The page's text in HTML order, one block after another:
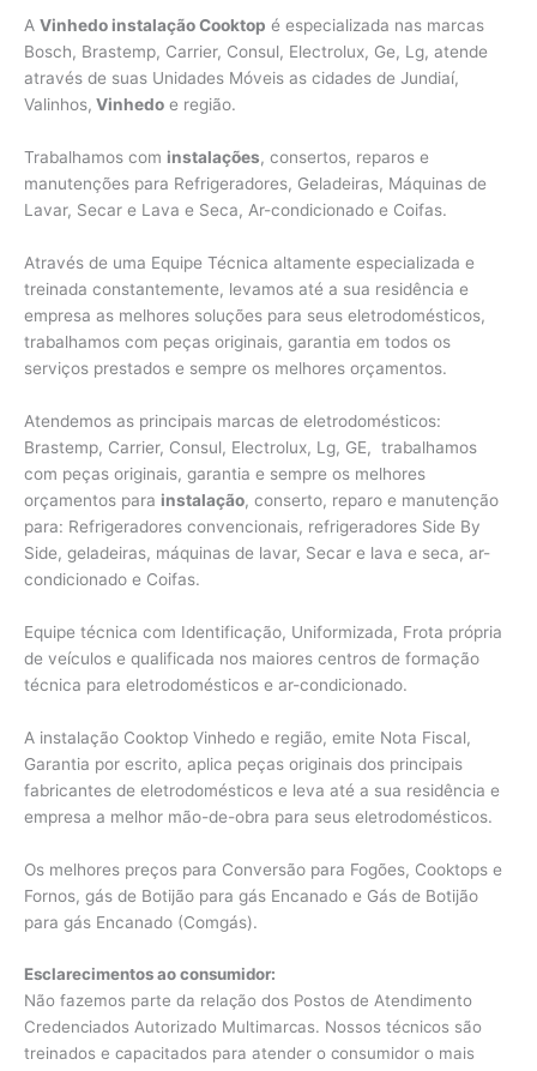
A Vinhedo instalação Cooktop é especializada nas marcas
Bosch, Brastemp, Carrier, Consul, Electrolux, Ge, Lg, atende
através de suas Unidades Móveis as cidades de Jundiaí,
Valinhos, Vinhedo e região.
Trabalhamos com instalações, consertos, reparos e
manutenções para Refrigeradores, Geladeiras, Máquinas de
Lavar, Secar e Lava e Seca, Ar-condicionado e Coifas.
Através de uma Equipe Técnica altamente especializada e
treinada constantemente, levamos até a sua residência e
empresa as melhores soluções para seus eletrodomésticos,
trabalhamos com peças originais, garantia em todos os
serviços prestados e sempre os melhores orçamentos.
Atendemos as principais marcas de eletrodomésticos:
Brastemp, Carrier, Consul, Electrolux, Lg, GE, trabalhamos
com peças originais, garantia e sempre os melhores
orçamentos para instalação, conserto, reparo e manutenção
para: Refrigeradores convencionais, refrigeradores Side By
Side, geladeiras, máquinas de lavar, Secar e lava e seca, ar-
condicionado e Coifas.
Equipe técnica com Identificação, Uniformizada, Frota própria
de veículos e qualificada nos maiores centros de formação
técnica para eletrodomésticos e ar-condicionado.
A instalação Cooktop Vinhedo e região, emite Nota Fiscal,
Garantia por escrito, aplica peças originais dos principais
fabricantes de eletrodomésticos e leva até a sua residência e
empresa a melhor mão-de-obra para seus eletrodomésticos.
Os melhores preços para Conversão para Fogões, Cooktops e
Fornos, gás de Botijão para gás Encanado e Gás de Botijão
para gás Encanado (Comgás).
Esclarecimentos ao consumidor:
Não fazemos parte da relação dos Postos de Atendimento
Credenciados Autorizado Multimarcas. Nossos técnicos são
treinados e capacitados para atender o consumidor o mais